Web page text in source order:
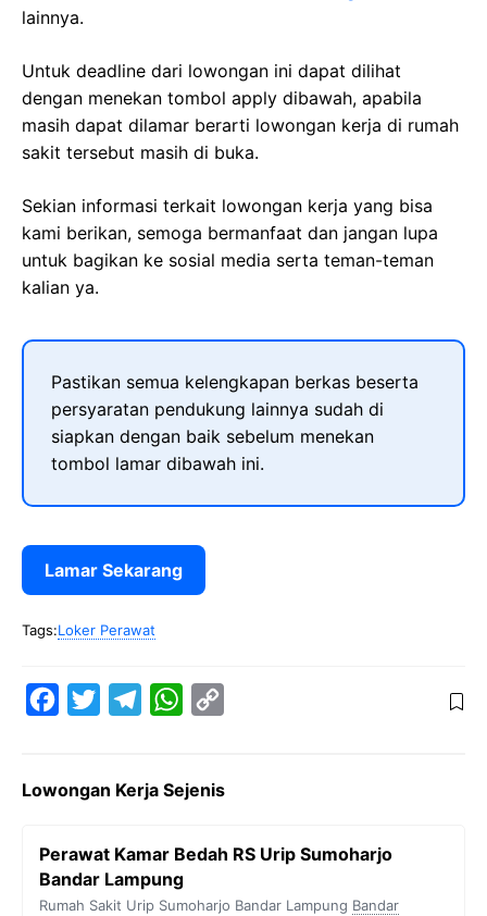
lainnya.
Untuk deadline dari lowongan ini dapat dilihat
dengan menekan tombol apply dibawah, apabila
masih dapat dilamar berarti lowongan kerja di rumah
sakit tersebut masih di buka.
Sekian informasi terkait lowongan kerja yang bisa
kami berikan, semoga bermanfaat dan jangan lupa
untuk bagikan ke sosial media serta teman-teman
kalian ya.
Pastikan semua kelengkapan berkas beserta
persyaratan pendukung lainnya sudah di
siapkan dengan baik sebelum menekan
tombol lamar dibawah ini.
Lamar Sekarang
Tags:Loker Perawat
e
o
t
e
e
r
a
W
t
A
y
i
Lowongan Kerja Sejenis
Perawat Kamar Bedah RS Urip Sumoharjo
Bandar Lampung
Rumah Sakit Urip Sumoharjo Bandar Lampung Bandar